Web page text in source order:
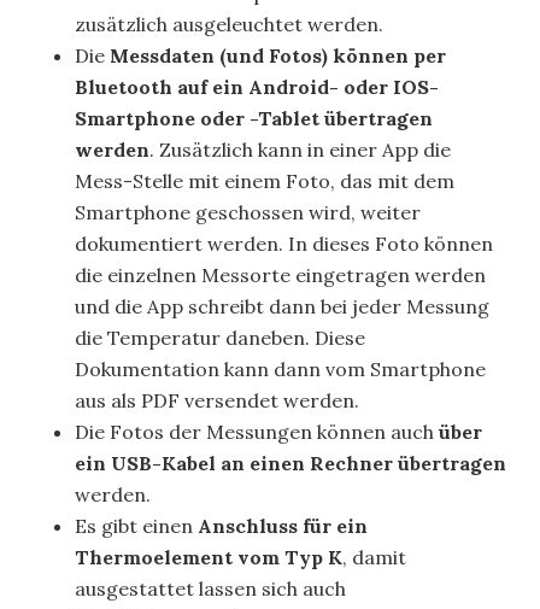
zusätzlich ausgeleuchtet werden.
Die Messdaten (und Fotos) können per
Bluetooth auf ein Android- oder IOS-
Smartphone oder -Tablet übertragen
werden. Zusätzlich kann in einer App die
Mess-Stelle mit einem Foto, das mit dem
Smartphone geschossen wird, weiter
dokumentiert werden. In dieses Foto können
die einzelnen Messorte eingetragen werden
und die App schreibt dann bei jeder Messung
die Temperatur daneben. Diese
Dokumentation kann dann vom Smartphone
aus als PDF versendet werden.
Die Fotos der Messungen können auchüber
ein USB-Kabel an einen Rechner übertragen
werden.
Es gibt einen Anschluss für ein
Thermoelement vom Typ K, damit
ausgestattet lassen sich auch